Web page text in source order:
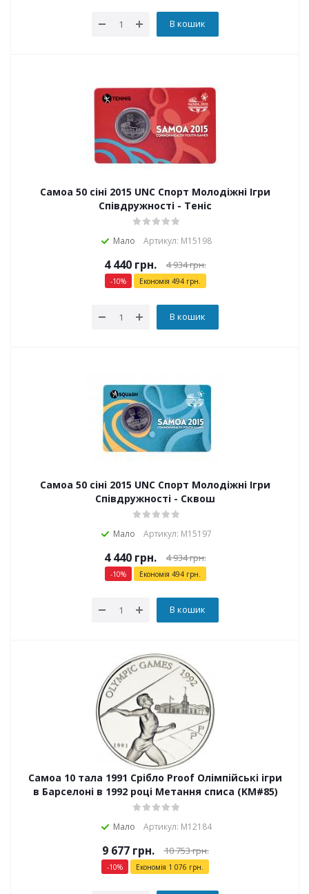
В кошик
Самоа 50 сіні 2015 UNC Спорт Молодіжні Ігри
Співдружності - Теніс
Мало Артикул: М15198
4 440 грн. 4 934грн.
-10% Економія 494грн.
В кошик
Самоа 50 сіні 2015 UNC Спорт Молодіжні Ігри
Співдружності - Сквош
Мало Артикул: М15197
4 440 грн. 4 934грн.
-10% Економія 494грн.
В кошик
Самоа 10 тала 1991 Срібло Proof Олімпійські ігри
в Барселоні в 1992 році Метання списа (KM#85)
Мало Артикул: М12184
9 677грн. 10 753грн.
-10% Економія 1 076 грн.